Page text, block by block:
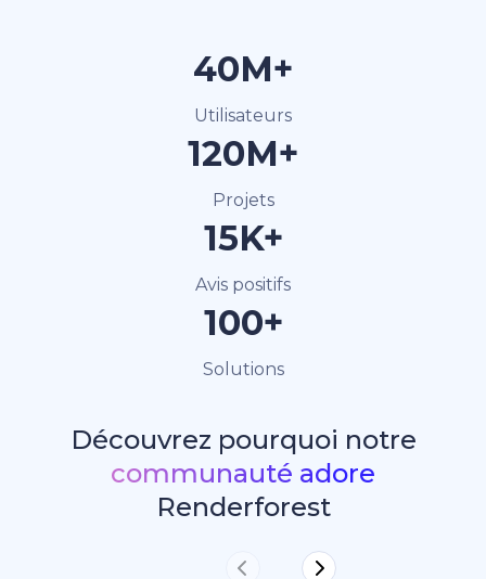
40M+
Utilisateurs
120M+
Projets
15K+
Avis positifs
100+
Solutions
Découvrez pourquoi notre
communauté adore
Renderforest